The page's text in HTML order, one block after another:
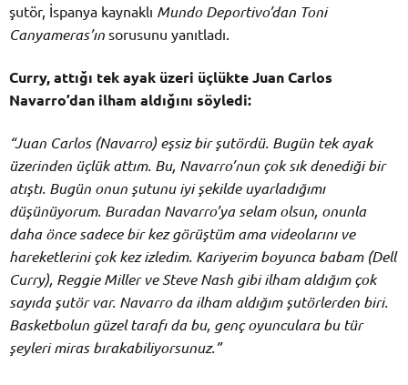
şutör, İspanya kaynaklı Mundo Deportivo’dan Toni
Canyameras’ın sorusunu yanıtladı.
Curry, attığı tek ayak üzeri üçlükte Juan Carlos
Navarro’dan ilham aldığını söyledi:
“Juan Carlos (Navarro) eşsiz bir şutördü. Bugün tek ayak
üzerinden üçlük attım. Bu, Navarro’nun çok sık denediği bir
atıştı. Bugün onun şutunu iyi şekilde uyarladığımı
düşünüyorum. Buradan Navarro’ya selam olsun, onunla
daha önce sadece bir kez görüştüm ama videolarını ve
hareketlerini çok kez izledim. Kariyerim boyunca babam (Dell
Curry), Reggie Miller ve Steve Nash gibi ilham aldığım çok
sayıda şutör var. Navarro da ilham aldığım şutörlerden biri.
Basketbolun güzel tarafı da bu, genç oyunculara bu tür
şeyleri miras bırakabiliyorsunuz.”